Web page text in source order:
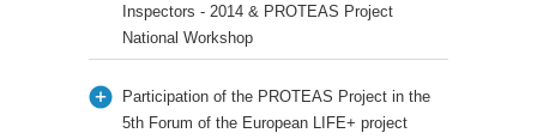
Inspectors - 2014 & PROTEAS Project
National Workshop
Participation of the PROTEAS Project in the
5th Forum of the European LIFE+ project